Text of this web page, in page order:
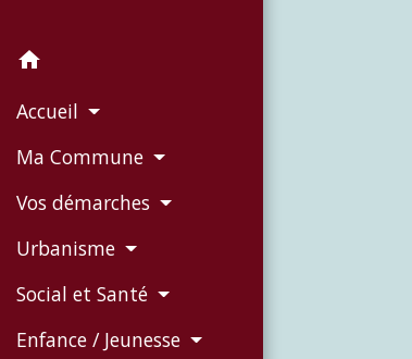
home
Accueil
Ma Commune
Vos démarches
Urbanisme
Social et Santé
Enfance / Jeunesse